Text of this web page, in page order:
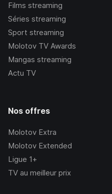
Films streaming
Séries streaming
Sport streaming
Molotov TV Awards
Mangas streaming
Actu TV
Nos offres
Molotov Extra
Molotov Extended
Ligue 1+
TV au meilleur prix